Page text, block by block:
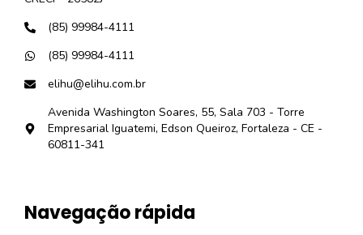
(85) 99984-4111
(85) 99984-4111
elihu@elihu.com.br
Avenida Washington Soares, 55, Sala 703 - Torre
Empresarial Iguatemi, Edson Queiroz, Fortaleza - CE -
60811-341
Navegação rápida